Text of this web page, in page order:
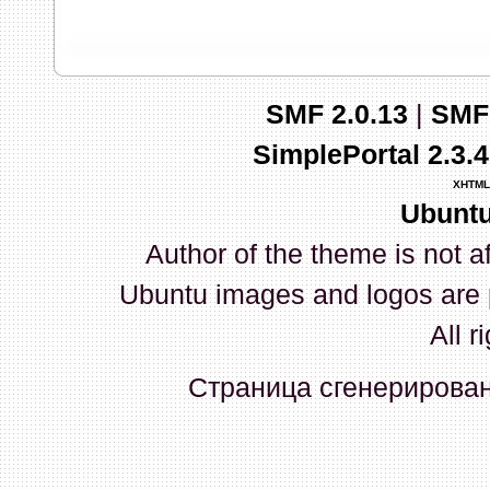
03 Апреля 2026, 10:02:33
whookey:GenKass: с
03 Апреля 2026, 05:22:56
GenKass:По тому же
02 Апреля 2026, 12:56:37
GenKass:Всем доброго
серии (6592) 1-1245, 3-
прошить до 7926, чтобы
Атол 11 видится в системе
SMF 2.0.13|
SimplePortal
XHTML
Author of the theme is not
Ubuntu images and logos
All
Страница